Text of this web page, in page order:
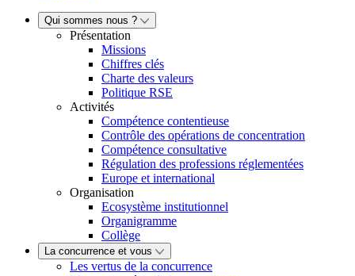
Qui sommes nous ?
Présentation
Missions
Chiffres clés
Charte des valeurs
Politique RSE
Activités
Compétence contentieuse
Contrôle des opérations de concentration
Compétence consultative
Régulation des professions réglementées
Europe et international
Organisation
Ecosystème institutionnel
Organigramme
Collège
La concurrence et vous
Les vertus de la concurrence